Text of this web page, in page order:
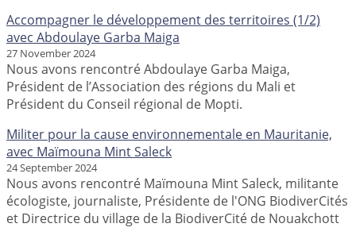
Accompagner le développement des territoires (1/2)
avec Abdoulaye Garba Maiga
27 November 2024
Nous avons rencontré Abdoulaye Garba Maiga,
Président de l’Association des régions du Mali et
Président du Conseil régional de Mopti.
Militer pour la cause environnementale en Mauritanie,
avec Maïmouna Mint Saleck
24 September 2024
Nous avons rencontré Maïmouna Mint Saleck, militante
écologiste, journaliste, Présidente de l'ONG BiodiverCités
et Directrice du village de la BiodiverCité de Nouakchott